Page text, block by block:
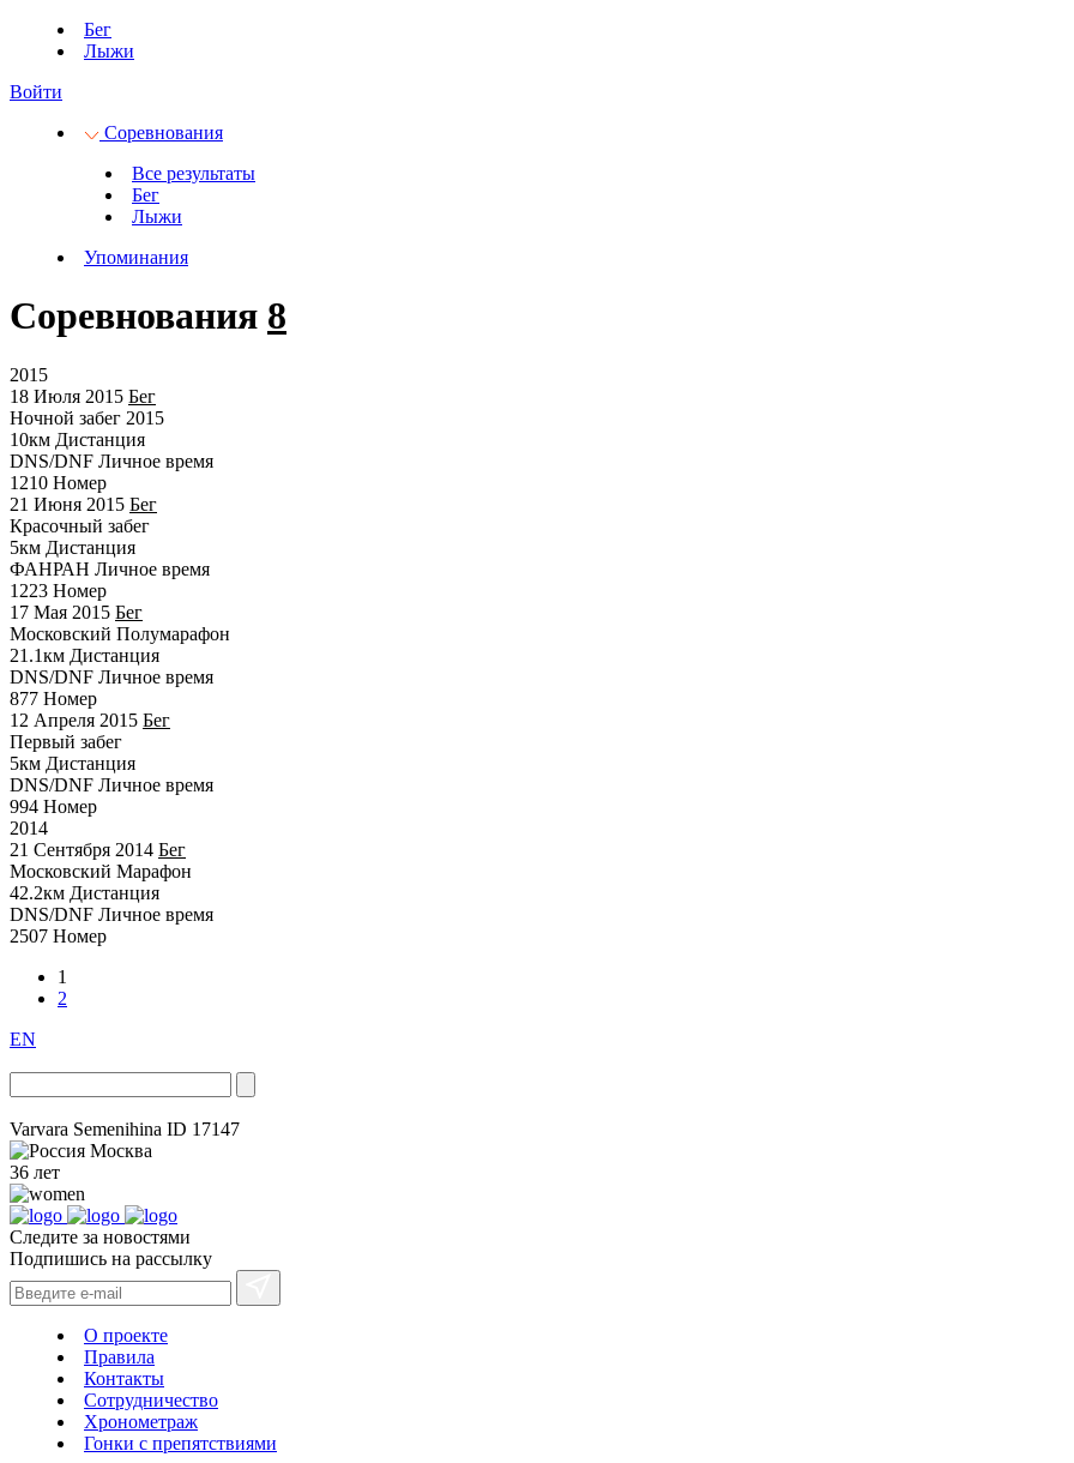
Бег
Лыжи
Войти
Соревнования
Все результаты
Бег
Лыжи
Упоминания
Соревнования 8
2015
18 Июля 2015 Бег
Ночной забег 2015
10км Дистанция
DNS/DNF Личное время
1210 Номер
21 Июня 2015 Бег
Красочный забег
5км Дистанция
ФАНРАН Личное время
1223 Номер
17 Мая 2015 Бег
Московский Полумарафон
21.1км Дистанция
DNS/DNF Личное время
877 Номер
12 Апреля 2015 Бег
Первый забег
5км Дистанция
DNS/DNF Личное время
994 Номер
2014
21 Сентября 2014 Бег
Московский Марафон
42.2км Дистанция
DNS/DNF Личное время
2507 Номер
1
2
EN
Varvara Semenihina ID 17147
Москва
36 лет
Следите за новостями
Подпишись на рассылку
О проекте
Правила
Контакты
Сотрудничество
Хронометраж
Гонки с препятствиями